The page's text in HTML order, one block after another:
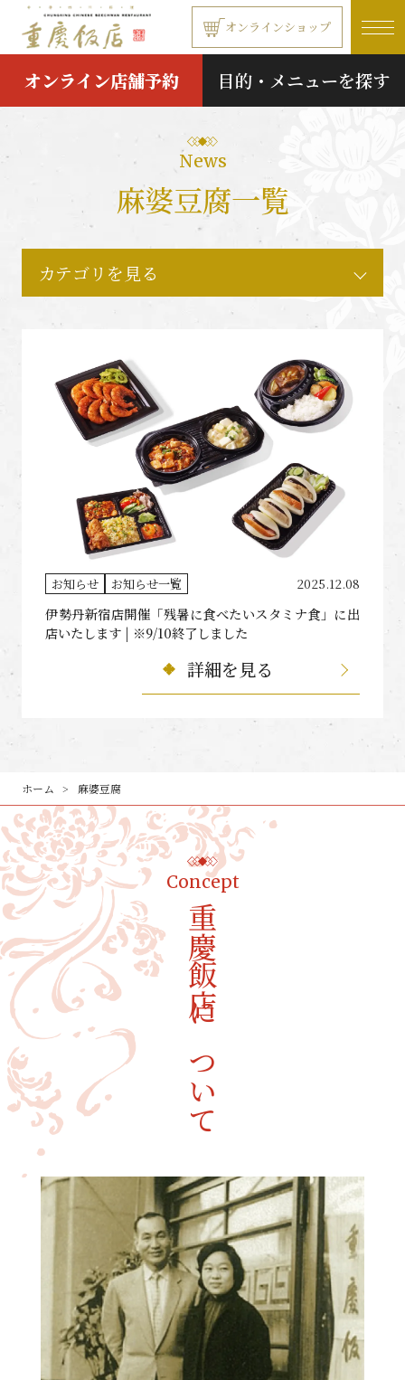
本文へ移動する オンラインショップ
オンライン店舗予約 目的・メニューを探す
News
麻婆豆腐一覧
カテゴリを見る
お知らせ お知らせ一覧 2025.12.08
伊勢丹新宿店開催「残暑に食べたいスタミナ食」に出
店いたします | ※9/10終了しました
詳細を見る
ホーム 麻婆豆腐
Concept
重慶飯店について